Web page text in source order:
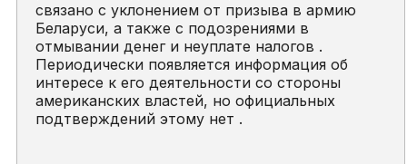
связано с уклонением от призыва в армию
Беларуси, а также с подозрениями в
отмывании денег и неуплате налогов .
Периодически появляется информация об
интересе к его деятельности со стороны
американских властей, но официальных
подтверждений этому нет .